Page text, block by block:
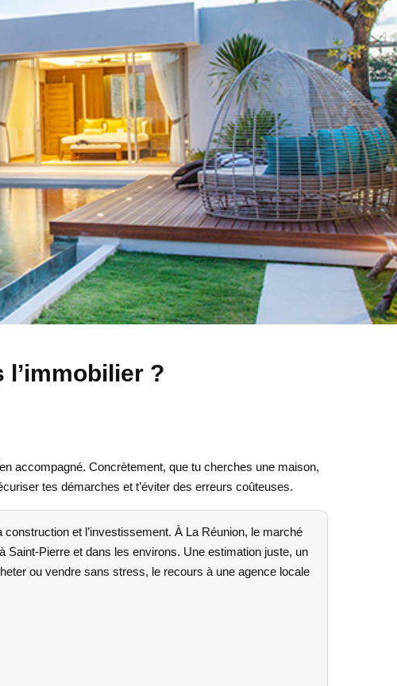
l’immobilier ?
accompagné. Concrètement, que tu cherches une maison,
tes démarches et t’éviter des erreurs coûteuses.
construction et l’investissement. À La Réunion, le marché
Pierre et dans les environs. Une estimation juste, un
ou vendre sans stress, le recours à une agence locale